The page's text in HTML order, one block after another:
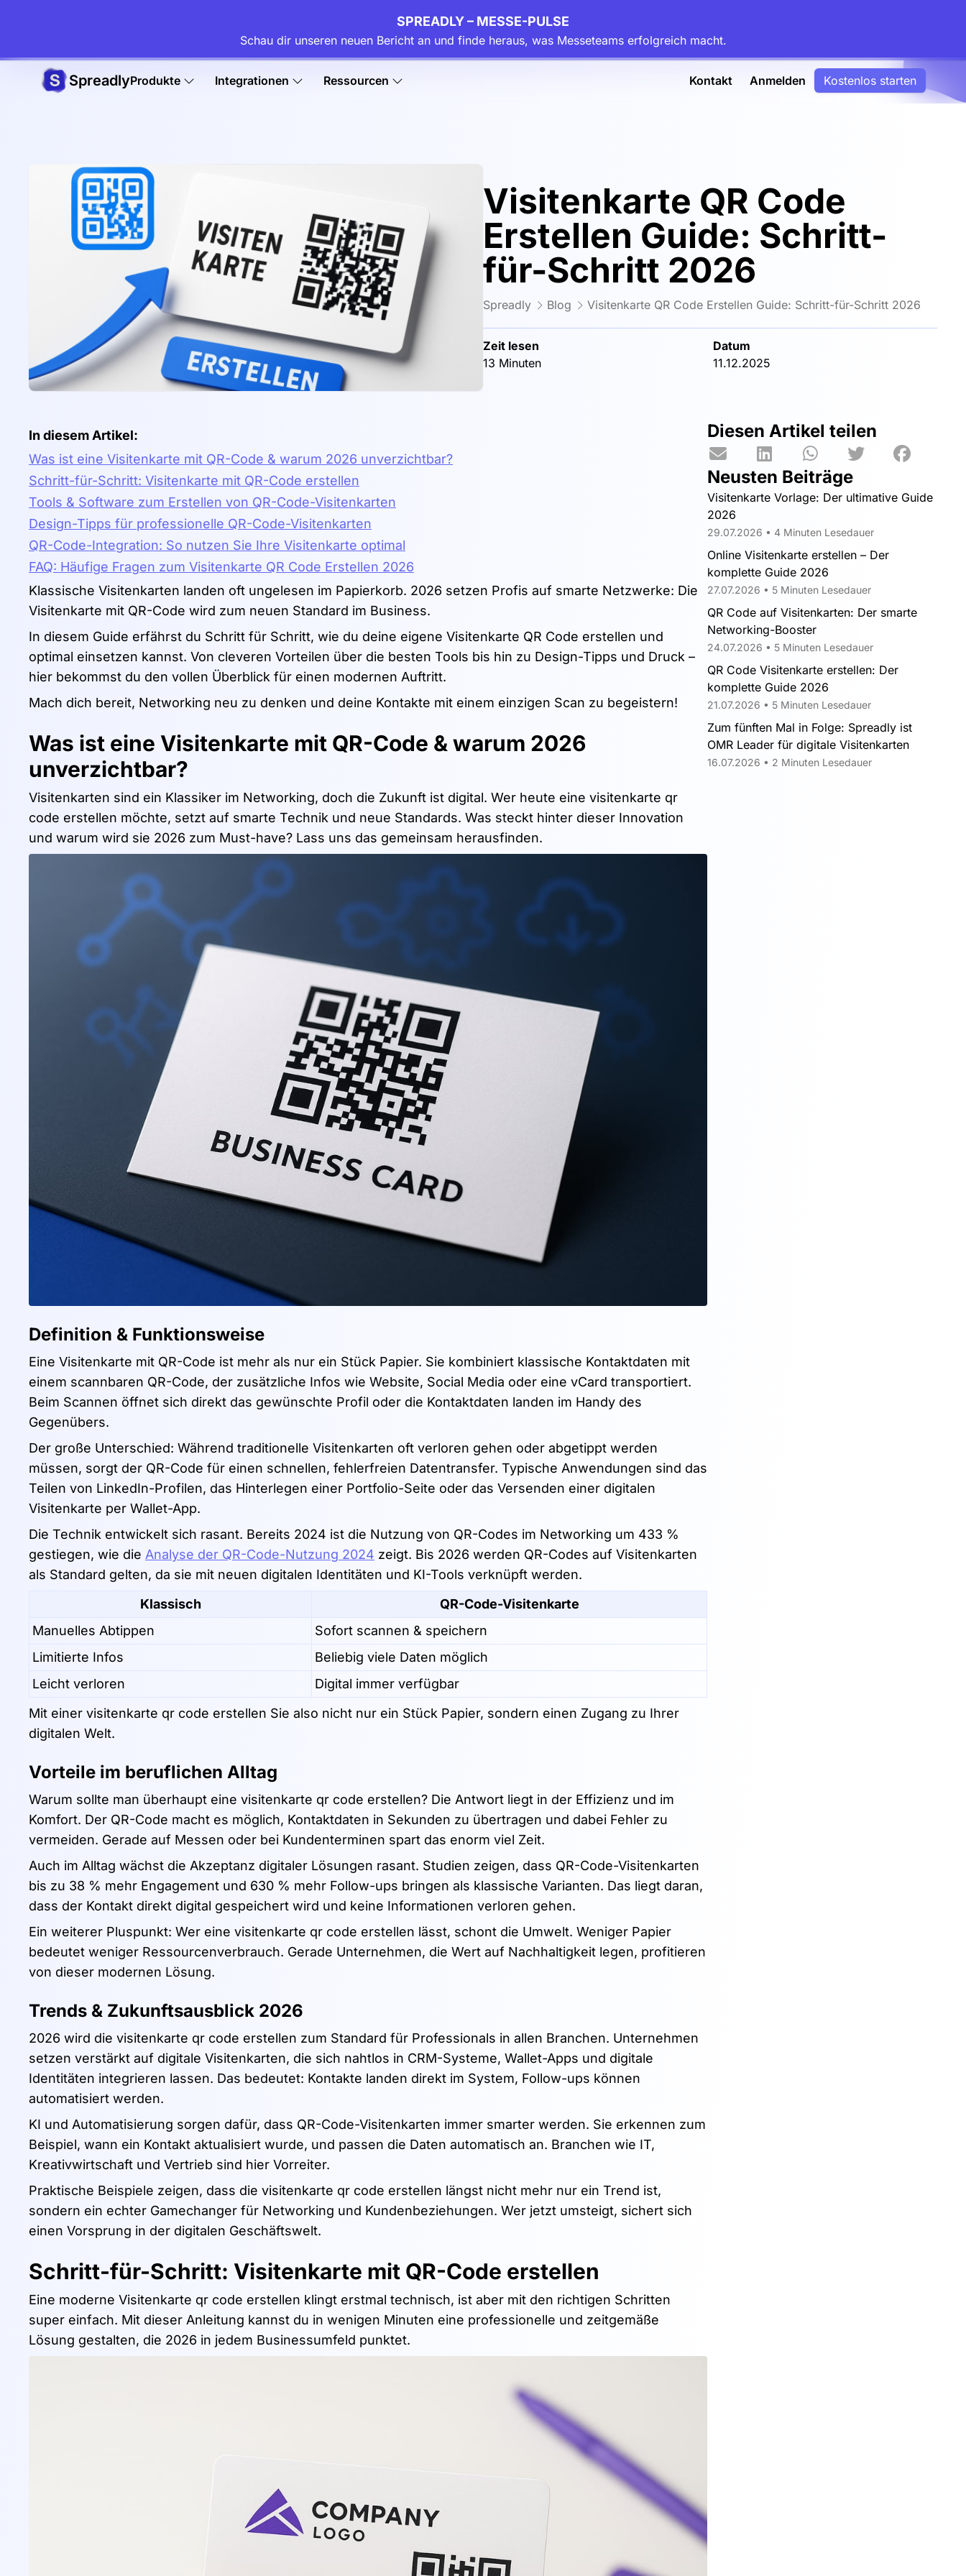
SPREADLY – MESSE-PULSE
Schau dir unseren neuen Bericht an und finde heraus, was Messeteams erfolgreich macht.
SpreadlyProdukte Integrationen Ressourcen Kontakt Anmelden Kostenlos starten
Visitenkarte QR Code
Erstellen Guide: Schritt-
für-Schritt 2026
Spreadly Blog Visitenkarte QR Code Erstellen Guide: Schritt-für-Schritt 2026
Zeit lesen
13 Minuten
Datum
11.12.2025
In diesem Artikel:
Was ist eine Visitenkarte mit QR-Code & warum 2026 unverzichtbar?
Schritt-für-Schritt: Visitenkarte mit QR-Code erstellen
Tools & Software zum Erstellen von QR-Code-Visitenkarten
Design-Tipps für professionelle QR-Code-Visitenkarten
QR-Code-Integration: So nutzen Sie Ihre Visitenkarte optimal
FAQ: Häufige Fragen zum Visitenkarte QR Code Erstellen 2026
Klassische Visitenkarten landen oft ungelesen im Papierkorb. 2026 setzen Profis auf smarte Netzwerke: Die
Visitenkarte mit QR-Code wird zum neuen Standard im Business.
In diesem Guide erfährst du Schritt für Schritt, wie du deine eigene Visitenkarte QR Code erstellen und
optimal einsetzen kannst. Von cleveren Vorteilen über die besten Tools bis hin zu Design-Tipps und Druck –
hier bekommst du den vollen Überblick für einen modernen Auftritt.
Mach dich bereit, Networking neu zu denken und deine Kontakte mit einem einzigen Scan zu begeistern!
Was ist eine Visitenkarte mit QR-Code & warum 2026
unverzichtbar?
Visitenkarten sind ein Klassiker im Networking, doch die Zukunft ist digital. Wer heute eine visitenkarte qr
code erstellen möchte, setzt auf smarte Technik und neue Standards. Was steckt hinter dieser Innovation
und warum wird sie 2026 zum Must-have? Lass uns das gemeinsam herausfinden.
Definition & Funktionsweise
Eine Visitenkarte mit QR-Code ist mehr als nur ein Stück Papier. Sie kombiniert klassische Kontaktdaten mit
einem scannbaren QR-Code, der zusätzliche Infos wie Website, Social Media oder eine vCard transportiert.
Beim Scannen öffnet sich direkt das gewünschte Profil oder die Kontaktdaten landen im Handy des
Gegenübers.
Der große Unterschied: Während traditionelle Visitenkarten oft verloren gehen oder abgetippt werden
müssen, sorgt der QR-Code für einen schnellen, fehlerfreien Datentransfer. Typische Anwendungen sind das
Teilen von LinkedIn-Profilen, das Hinterlegen einer Portfolio-Seite oder das Versenden einer digitalen
Visitenkarte per Wallet-App.
Die Technik entwickelt sich rasant. Bereits 2024 ist die Nutzung von QR-Codes im Networking um 433 %
gestiegen, wie die Analyse der QR-Code-Nutzung 2024 zeigt. Bis 2026 werden QR-Codes auf Visitenkarten
als Standard gelten, da sie mit neuen digitalen Identitäten und KI-Tools verknüpft werden.
Klassisch
QR-Code-Visitenkarte
Manuelles Abtippen
Sofort scannen & speichern
Limitierte Infos
Beliebig viele Daten möglich
Leicht verloren
Digital immer verfügbar
Mit einer visitenkarte qr code erstellen Sie also nicht nur ein Stück Papier, sondern einen Zugang zu Ihrer
digitalen Welt.
Vorteile im beruflichen Alltag
Warum sollte man überhaupt eine visitenkarte qr code erstellen? Die Antwort liegt in der Effizienz und im
Komfort. Der QR-Code macht es möglich, Kontaktdaten in Sekunden zu übertragen und dabei Fehler zu
vermeiden. Gerade auf Messen oder bei Kundenterminen spart das enorm viel Zeit.
Auch im Alltag wächst die Akzeptanz digitaler Lösungen rasant. Studien zeigen, dass QR-Code-Visitenkarten
bis zu 38 % mehr Engagement und 630 % mehr Follow-ups bringen als klassische Varianten. Das liegt daran,
dass der Kontakt direkt digital gespeichert wird und keine Informationen verloren gehen.
Ein weiterer Pluspunkt: Wer eine visitenkarte qr code erstellen lässt, schont die Umwelt. Weniger Papier
bedeutet weniger Ressourcenverbrauch. Gerade Unternehmen, die Wert auf Nachhaltigkeit legen, profitieren
von dieser modernen Lösung.
Trends & Zukunftsausblick 2026
2026 wird die visitenkarte qr code erstellen zum Standard für Professionals in allen Branchen. Unternehmen
setzen verstärkt auf digitale Visitenkarten, die sich nahtlos in CRM-Systeme, Wallet-Apps und digitale
Identitäten integrieren lassen. Das bedeutet: Kontakte landen direkt im System, Follow-ups können
automatisiert werden.
KI und Automatisierung sorgen dafür, dass QR-Code-Visitenkarten immer smarter werden. Sie erkennen zum
Beispiel, wann ein Kontakt aktualisiert wurde, und passen die Daten automatisch an. Branchen wie IT,
Kreativwirtschaft und Vertrieb sind hier Vorreiter.
Praktische Beispiele zeigen, dass die visitenkarte qr code erstellen längst nicht mehr nur ein Trend ist,
sondern ein echter Gamechanger für Networking und Kundenbeziehungen. Wer jetzt umsteigt, sichert sich
einen Vorsprung in der digitalen Geschäftswelt.
Schritt-für-Schritt: Visitenkarte mit QR-Code erstellen
Eine moderne Visitenkarte qr code erstellen klingt erstmal technisch, ist aber mit den richtigen Schritten
super einfach. Mit dieser Anleitung kannst du in wenigen Minuten eine professionelle und zeitgemäße
Lösung gestalten, die 2026 in jedem Businessumfeld punktet.
Diesen Artikel teilen
Neusten Beiträge
Visitenkarte Vorlage: Der ultimative Guide
2026
29.07.2026 • 4 Minuten Lesedauer
Online Visitenkarte erstellen – Der
komplette Guide 2026
27.07.2026 • 5 Minuten Lesedauer
QR Code auf Visitenkarten: Der smarte
Networking-Booster
24.07.2026 • 5 Minuten Lesedauer
QR Code Visitenkarte erstellen: Der
komplette Guide 2026
21.07.2026 • 5 Minuten Lesedauer
Zum fünften Mal in Folge: Spreadly ist
OMR Leader für digitale Visitenkarten
16.07.2026 • 2 Minuten Lesedauer